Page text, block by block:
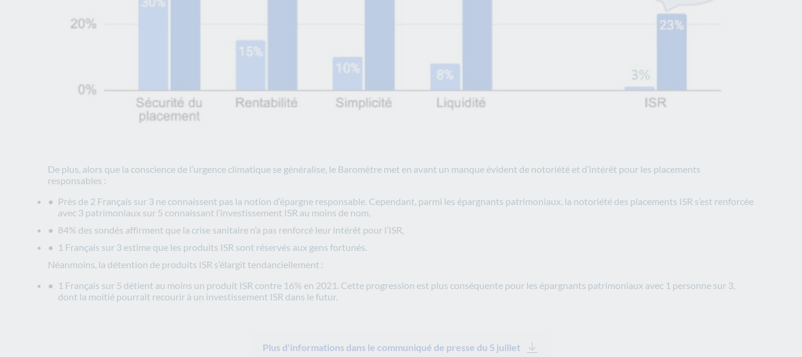
De plus, alors que la conscience de l’urgence climatique se généralise, le Baromètre met en avant un manque évident de notoriété et d’intérêt pour les placements
responsables :
Près de 2 Français sur 3 ne connaissent pas la notion d’épargne responsable. Cependant, parmi les épargnants patrimoniaux, la notoriété des placements ISR s’est renforcée
avec 3 patrimoniaux sur 5 connaissant l’investissement ISR au moins de nom,
84% des sondés affirment que la crise sanitaire n’a pas renforcé leur intérêt pour l’ISR,
1 Français sur 3 estime que les produits ISR sont réservés aux gens fortunés.
Néanmoins, la détention de produits ISR s’élargit tendanciellement :
1 Français sur 5 détient au moins un produit ISR contre 16% en 2021. Cette progression est plus conséquente pour les épargnants patrimoniaux avec 1 personne sur 3,
dont la moitié pourrait recourir à un investissement ISR dans le futur.
Plus d'informations dans le communiqué de presse du 5 juillet